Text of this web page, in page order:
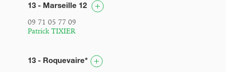
13 - Marseille 12
09 71 05 77 09
Patrick TIXIER
13 - Roquevaire*